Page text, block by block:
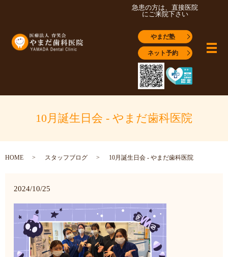
急患の方は、直接医院
にご来院下さい
やまだ塾
ネット予約 メ
10月誕生日会 - やまだ歯科医院
HOME スタッフブログ 10月誕生日会 - やまだ歯科医院
2024/10/25